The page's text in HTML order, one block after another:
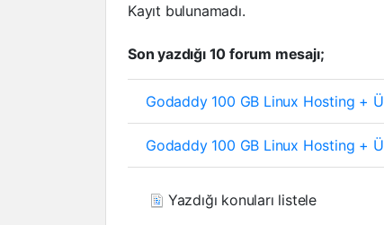
Kayıt bulunamadı.
Son yazdığı 10 forum mesajı;
Godaddy 100 GB Linux Hosting +
Godaddy 100 GB Linux Hosting +
Yazdığı konuları listele